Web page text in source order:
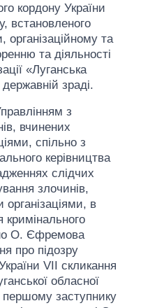
кордону України
встановленого
організаційному та
та діяльності
«Луганська
зраді.
з
вчинених
спільно з
керівництва
слідчих
злочинів,
в
кримінального
О. Єфремова
про підозру
VII скликання
обласної
першому заступнику